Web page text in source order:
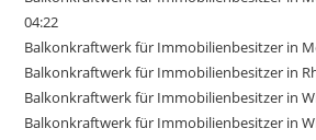
04:22
Balkonkraftwerk für Immobilienbesitzer in
Balkonkraftwerk für Immobilienbesitzer in
Balkonkraftwerk für Immobilienbesitzer in
Balkonkraftwerk für Immobilienbesitzer in